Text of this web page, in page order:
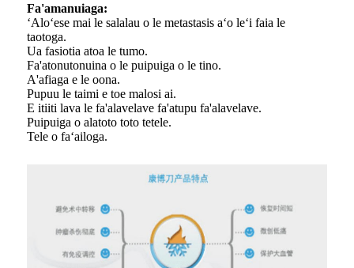
Fa'amanuiaga:
ʻAloʻese mai le salalau o le metastasis aʻo leʻi faia le
taotoga.
Ua fasiotia atoa le tumo.
Fa'atonutonuina o le puipuiga o le tino.
A'afiaga e le oona.
Pupuu le taimi e toe malosi ai.
E itiiti lava le fa'alavelave fa'atupu fa'alavelave.
Puipuiga o alatoto toto tetele.
Tele o faʻailoga.